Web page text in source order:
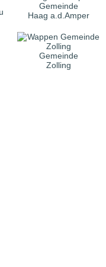
Gemeinde
Haag a.d.Amper
Gemeinde
Zolling